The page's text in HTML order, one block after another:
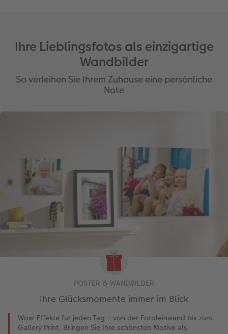
Ihre Lieblingsfotos als einzigartige
Wandbilder
So verleihen Sie Ihrem Zuhause eine persönliche
Note
POSTER & WANDBILDER
Ihre Glücksmomente immer im Blick
Wow-Effekte für jeden Tag – von der Fotoleinwand bis zum
Gallery Print. Bringen Sie Ihre schönsten Motive als